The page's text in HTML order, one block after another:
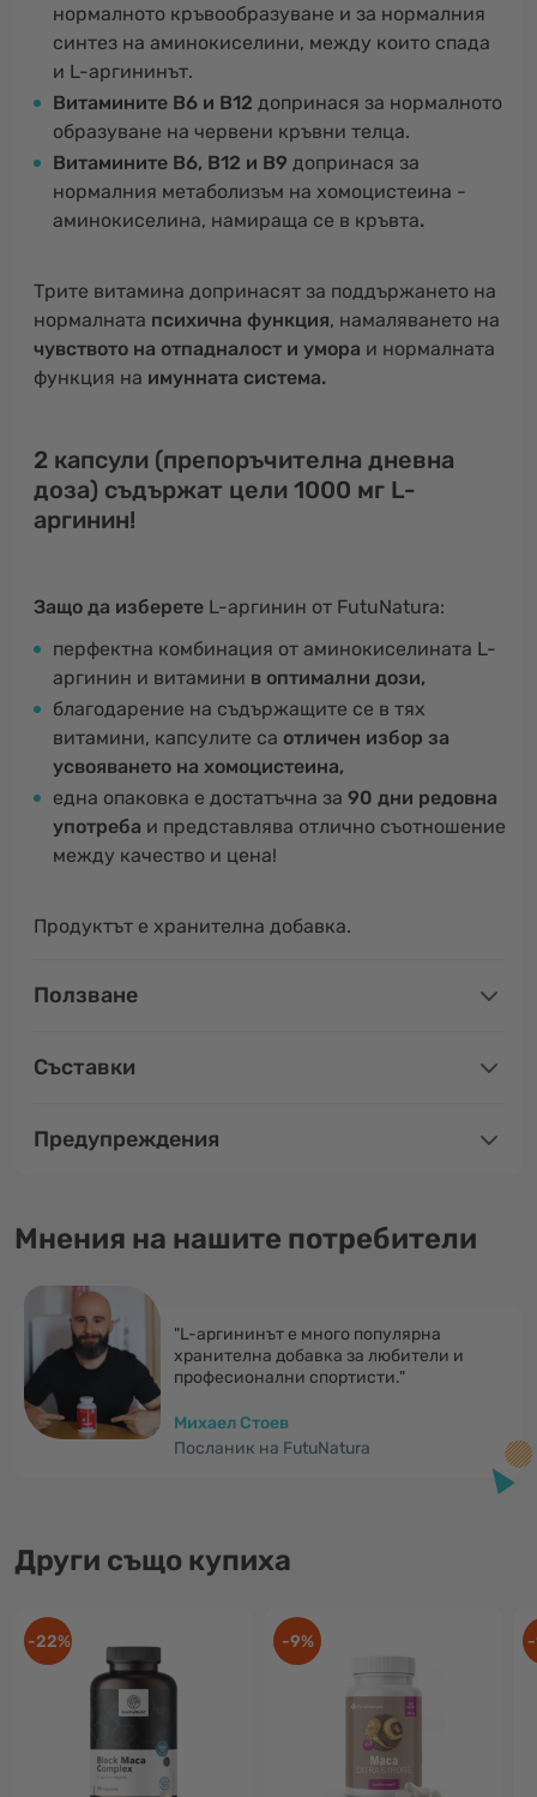
нормалното кръвообразуване и за нормалния
синтез на аминокиселини, между които спада
и L-аргининът.
Витамините B6 и B12 допринася за нормалното
образуване на червени кръвни телца.
Витамините B6, B12 и B9 допринася за
нормалния метаболизъм на хомоцистеина -
аминокиселина, намираща се в кръвта.
Трите витамина допринасят за поддържането на
нормалната психична функция, намаляването на
чувството на отпадналост и умора и нормалната
функция на имунната система.
2 капсули (препоръчителна дневна
доза) съдържат цели 1000 мг L-
аргинин!
Защо да изберете L-аргинин от FutuNatura:
перфектна комбинация от аминокиселината L-
аргинин и витамини в оптимални дози,
благодарение на съдържащите се в тях
витамини, капсулите са отличен избор за
усвояването на хомоцистеина,
една опаковка е достатъчна за 90 дни редовна
употреба и представлява отлично съотношение
между качество и цена!
Продуктът е хранителна добавка.
Ползване
Съставки
Предупреждения
Мнения на нашите потребители
"L-аргининът е много популярна
хранителна добавка за любители и
професионални спортисти."
Михаел Стоев
Посланик на FutuNatura
Други също купиха
-22% -9%